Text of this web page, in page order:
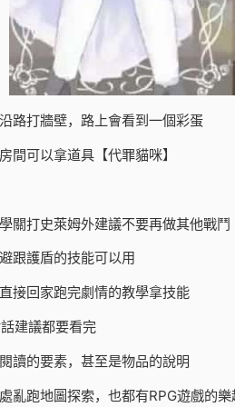
路打牆壁，路上會看到一個彩蛋
間可以拿道具【代罪貓咪】
關打史萊姆外建議不要再做其他戰鬥
跟護盾的技能可以用
接回家跑完劇情的教學拿技能
建議都要看完
讀的要素，甚至是物品的說明
亂跑地圖探索，也都有RPG遊戲的樂